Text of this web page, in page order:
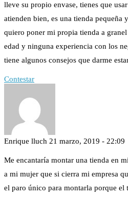
lleve su propio envase, tienes que
atienden bien, es una tienda pequeña
quiero poner mi propia tienda a
edad y ninguna experiencia con los
tiene algunos consejos que darme
Contestar
Enrique lluch 21 marzo, 2019 - 22:09
Me encantaría montar una tienda en
a mi mujer que si cierra mi empresa
el paro único para montarla porque el